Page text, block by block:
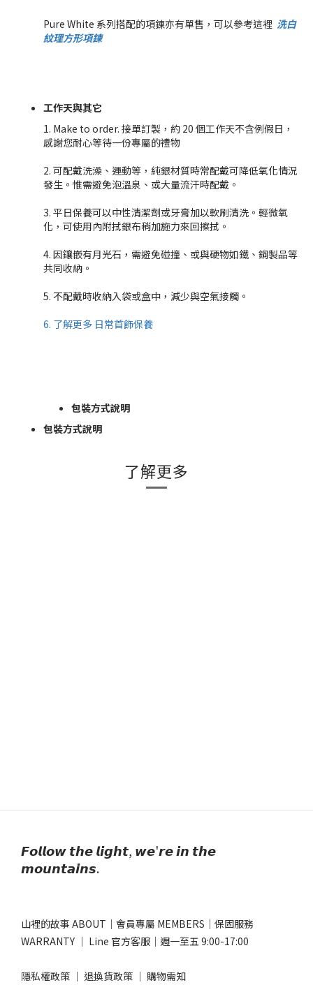
Pure White 系列搭配的項鍊亦有單售，可以參考這裡 洗白
紋理方形項鍊
工作天與其它
1. Make to order. 接單訂製，約 20 個工作天不含例假日，
感謝您耐心等待一份專屬的禮物
2. 可配戴洗澡、運動等，純銀材質時常配戴可降低氧化情況
發生。惟需避免泡溫泉、或大量流汗時配戴。
3. 平日保養可以中性清潔劑或牙膏加以軟刷清洗。輕微氧
化，可使用內附拭銀布稍加施力來回擦拭。
4. 因鑲嵌有月光石，需避免碰撞、或與硬物如鐵、鋼製品等
共同收納。
5. 不配戴時收納入袋或盒中，減少與空氣接觸。
6. 了解更多 日常首飾保養
包裝方式說明
包裝方式說明
了解更多
𝙁𝙤𝙡𝙡𝙤𝙬 𝙩𝙝𝙚 𝙡𝙞𝙜𝙝𝙩, 𝙬𝙚'𝙧𝙚 𝙞𝙣 𝙩𝙝𝙚
𝙢𝙤𝙪𝙣𝙩𝙖𝙞𝙣𝙨.
山裡的故事 ABOUT ｜ 會員專屬 MEMBERS ｜ 保固服務
WARRANTY ｜ Line 官方客服 ｜週一至五 9:00-17:00​
隱私權政策 ｜ 退換貨政策 ｜ 購物需知